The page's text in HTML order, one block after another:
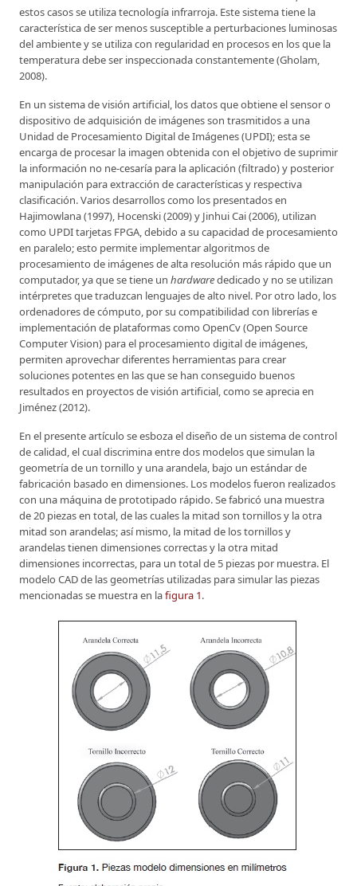
estos casos se utiliza tecnología infrarroja. Este sistema tiene la
característica de ser menos susceptible a perturbaciones luminosas
del ambiente y se utiliza con regularidad en procesos en los que la
temperatura debe ser inspeccionada constantemente (Gholam,
2008).
En un sistema de visión artificial, los datos que obtiene el sensor o
dispositivo de adquisición de imágenes son trasmitidos a una
Unidad de Procesamiento Digital de Imágenes (UPDI); esta se
encarga de procesar la imagen obtenida con el objetivo de suprimir
la información no ne-cesaría para la aplicación (filtrado) y posterior
manipulación para extracción de características y respectiva
clasificación. Varios desarrollos como los presentados en
Hajimowlana (1997), Hocenski (2009) y Jinhui Cai (2006), utilizan
como UPDI tarjetas FPGA, debido a su capacidad de procesamiento
en paralelo; esto permite implementar algoritmos de
procesamiento de imágenes de alta resolución más rápido que un
computador, ya que se tiene un hardwarededicado y no se utilizan
intérpretes que traduzcan lenguajes de alto nivel. Por otro lado, los
ordenadores de cómputo, por su compatibilidad con librerías e
implementación de plataformas como OpenCv (Open Source
Computer Vision) para el procesamiento digital de imágenes,
permiten aprovechar diferentes herramientas para crear
soluciones potentes en las que se han conseguido buenos
resultados en proyectos de visión artificial, como se aprecia en
Jiménez (2012).
En el presente artículo se esboza el diseño de un sistema de control
de calidad, el cual discrimina entre dos modelos que simulan la
geometría de un tornillo y una arandela, bajo un estándar de
fabricación basado en dimensiones. Los modelos fueron realizados
con una máquina de prototipado rápido. Se fabricó una muestra
de 20 piezas en total, de las cuales la mitad son tornillos y la otra
mitad son arandelas; así mismo, la mitad de los tornillos y
arandelas tienen dimensiones correctas y la otra mitad
dimensiones incorrectas, para un total de 5 piezas por muestra. El
modelo CAD de las geometrías utilizadas para simular las piezas
mencionadas se muestra en lafigura 1.